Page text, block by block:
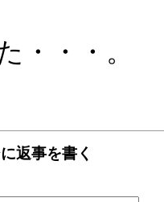
・・・。
返事を書く